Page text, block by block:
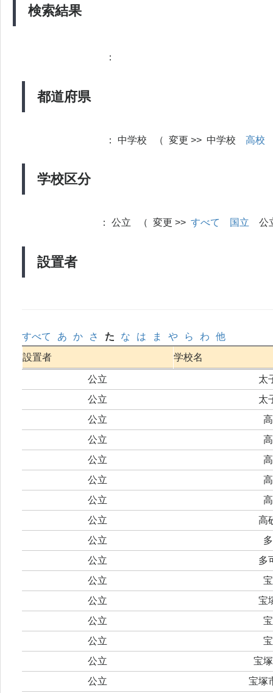
検索結果
都道府県
：
学校区分
： 中学校 （ 変更 >> 中学校 高校
設置者
： 公立 （ 変更 >> すべて 国立
すべて あ か さ た な は ま や ら わ
他
設置者
学校名
公立
太
公立
太
公立
公立
公立
公立
公立
公立
高
公立
公立
多
公立
公立
宝
公立
公立
公立
宝
公立
宝塚